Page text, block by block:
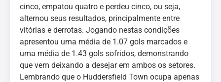
cinco, empatou quatro e perdeu cinco, ou seja,
alternou seus resultados, principalmente entre
vitórias e derrotas. Jogando nestas condições
apresentou uma média de 1.07 gols marcados e
uma média de 1.43 gols sofridos, demonstrando
que vem deixando a desejar em ambos os setores.
Lembrando que o Huddersfield Town ocupa apenas